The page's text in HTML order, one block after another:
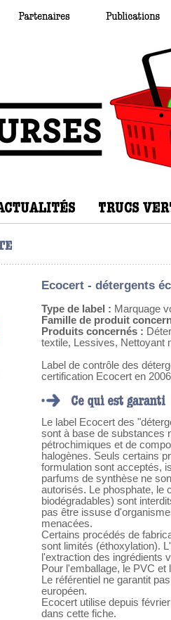
Ecocert - détergents
Type de label : Marquage
Famille de produit
Produits concernés :
textile, Lessives, Nettoyant
Label de contrôle des
certification Ecocert en
Le label Ecocert des
sont à base de substances
pétrochimiques et de
halogènes. Seuls certains
formulation sont acceptés,
parfums de synthèse ne
autorisés. Le phosphate, le
biodégradables) sont
pas être issuse
menacées.
Certains procédés de
sont limités (éthoxylation).
l'extraction des ingrédients
Pour l'emballage, le PVC
Le référentiel ne garantit
européen.
Ecocert utilise depuis
dans cette fiche.